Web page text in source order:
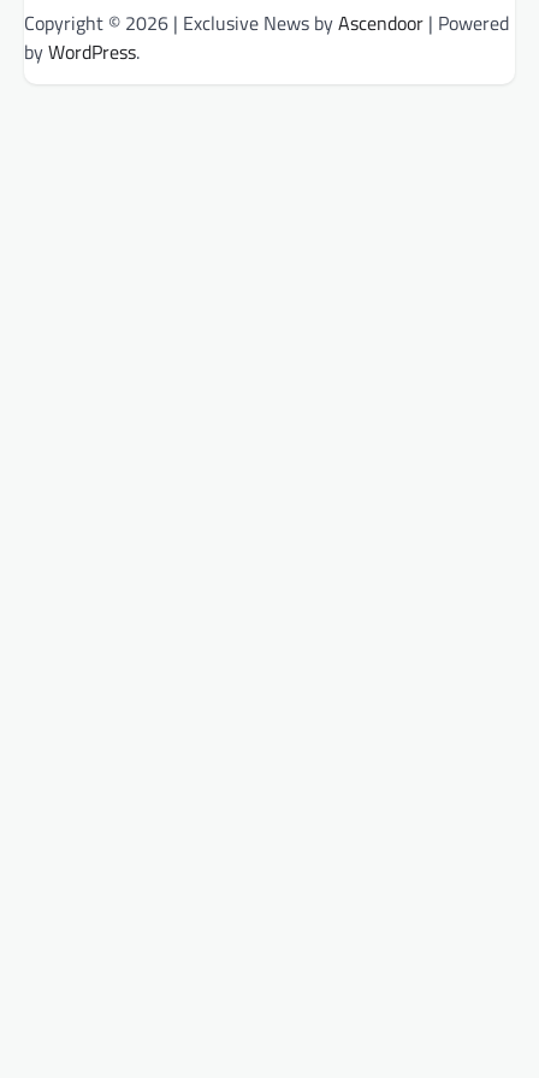
Copyright © 2026 | Exclusive News byAscendoor | Powered
byWordPress.